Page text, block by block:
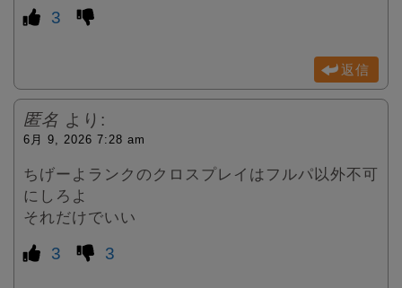
3
返信
匿名 より:
6月 9, 2026 7:28 am
ちげーよランクのクロスプレイはフルパ以外不可
にしろよ
それだけでいい
3 3